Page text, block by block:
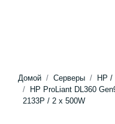
Домой Серверы HP /
HP ProLiant DL360
2133P / 2 x 500W